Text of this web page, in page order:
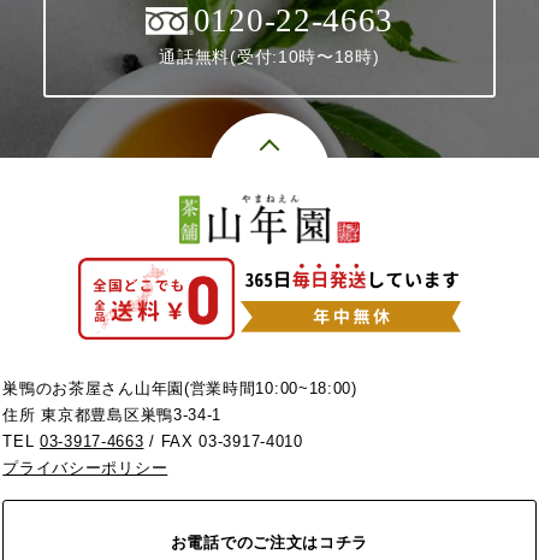
0120-22-4663
通話無料(受付:10時〜18時)
巣鴨のお茶屋さん山年園(営業時間10:00~18:00)
住所 東京都豊島区巣鴨3-34-1
TEL03-3917-4663 / FAX 03-3917-4010
プライバシーポリシー
お電話でのご注文はコチラ